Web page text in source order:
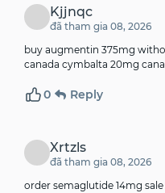
Kjjnqc
đã tham gia 08, 2026
buy augmentin 375mg
canada cymbalta 20mg
0 Reply
Xrtzls
đã tham gia 08, 2026
order semaglutide 14mg sale